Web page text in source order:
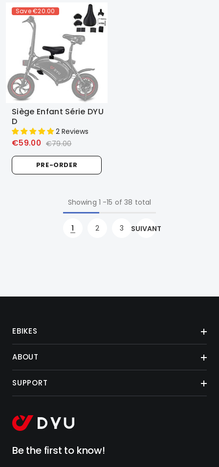
Save€20.00
Siège Enfant Série DYU
D
2 Reviews
€59.00 €79.00
PRE-ORDER
Showing 1 -15 of 38 total
1 2 3 SUIVANT
EBIKES
ABOUT
SUPPORT
Be the first to know!